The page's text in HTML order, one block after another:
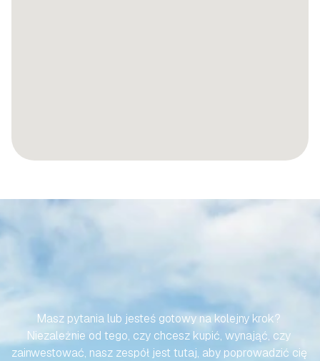
BEZWYSIŁKOWA
Masz pytania lub jesteś gotowy na kolejny krok?
Niezależnie od tego, czy chcesz kupić, wynająć, czy
zainwestować, nasz zespół jest tutaj, aby poprowadzić cię